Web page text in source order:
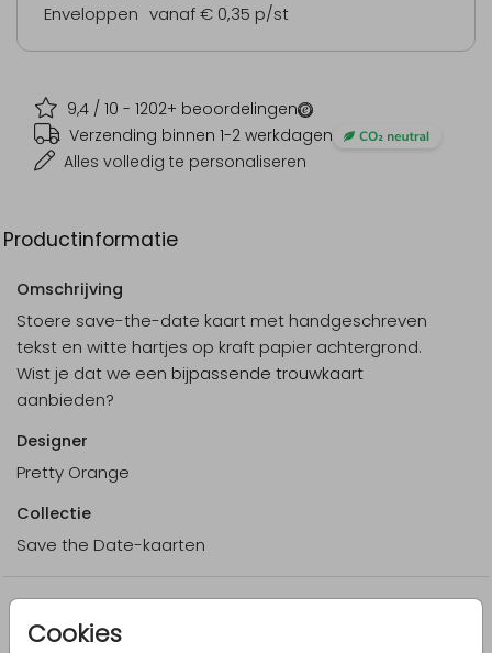
Cookies
9,4 / 10 - 1202+ beoordelingen
Verzending binnen 1-2 werkdagen
Alles volledig te personaliseren
Enveloppen vanaf € 0,35 p/st
Productinformatie
Omschrijving
Stoere save-the-date kaart met handgeschreven
tekst en witte hartjes op kraft papier achtergrond.
Wist je dat we een bijpassende trouwkaart
aanbieden?
Designer
Pretty Orange
Collectie
Save the Date-kaarten